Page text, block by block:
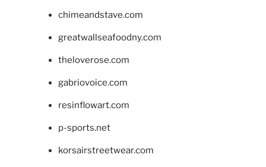
chimeandstave.com
greatwallseafoodny.com
theloverose.com
gabriovoice.com
resinflowart.com
p-sports.net
korsairstreetwear.com